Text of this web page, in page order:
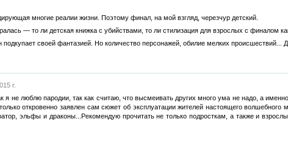
многие реалии жизни. Поэтому финал, на мой взгляд, черезчур детский.
— то ли детская книжка с убийствами, то ли стилизация для взрослых с финалом
своей фантазией. Но количество персонажей, обилие мелких происшествий...
г.
я не люблю пародии, так как считаю, что высмеивать других много ума не надо, а
откровенно заявлен сам сюжет об эксплуатации жителей настоящего
эльфы и драконы...Рекомендую прочитать не только подросткам, а также и